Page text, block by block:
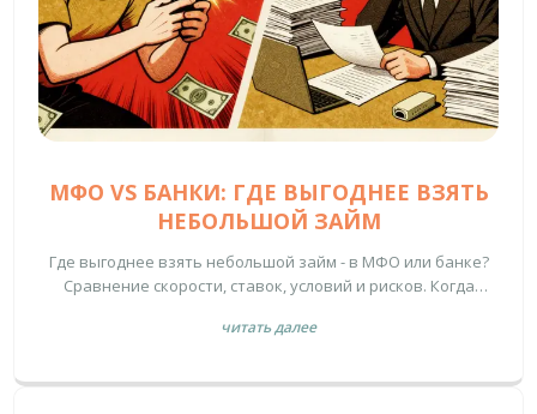
МФО VS БАНКИ: ГДЕ ВЫГОДНЕЕ ВЗЯТЬ
НЕБОЛЬШОЙ ЗАЙМ
Где выгоднее взять небольшой займ - в МФО или банке?
Сравнение скорости, ставок, условий и рисков. Когда
читать далее